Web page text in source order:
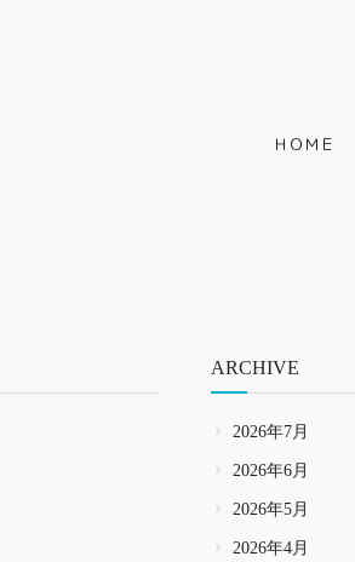
ＨＯＭＥ
ARCHIVE
2026年7月
2026年6月
2026年5月
2026年4月